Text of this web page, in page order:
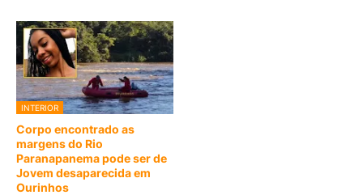
INTERIOR
Corpo encontrado as
margens do Rio
Paranapanema pode ser de
Jovem desaparecida em
Ourinhos